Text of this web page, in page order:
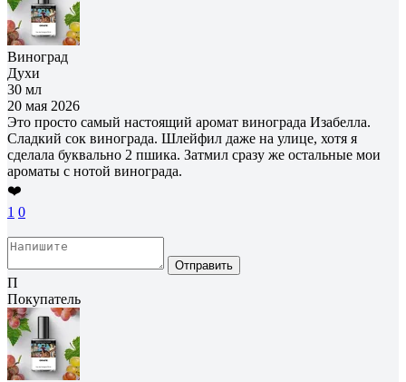
Виноград
Духи
30 мл
20 мая 2026
Это просто самый настоящий аромат винограда Изабелла.
Сладкий сок винограда. Шлейфил даже на улице, хотя я
сделала буквально 2 пшика. Затмил сразу же остальные мои
ароматы с нотой винограда.
❤️
1 0
Отправить
П
Покупатель